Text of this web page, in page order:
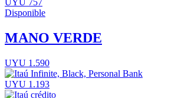
UYU 757
Disponible
MANO VERDE
UYU 1.590
UYU 1.193